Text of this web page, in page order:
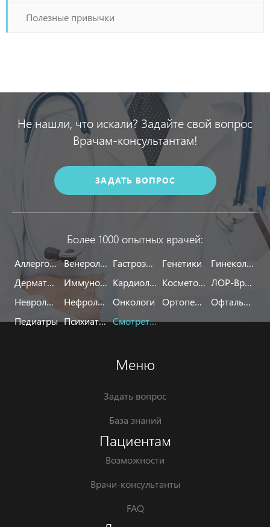
Полезные привычки
Не нашли, что искали? Задайте свой вопрос
Врачам-консультантам!
ЗАДАТЬ ВОПРОС
Более 1000 опытных врачей:
Аллергологи Венерологи Гастроэнтерологи Генетики
Гинекологи
Дерматологи
Иммунологи Кардиологи Косметологи
ЛОР-Врачи
Неврологи
Нефрологи Онкологи Ортопеды
Офтальмологи
Педиатры
Психиатры Смотреть все
Меню
Задать вопрос
База знаний
Пациентам
Возможности
Врачи-консультанты
FAQ